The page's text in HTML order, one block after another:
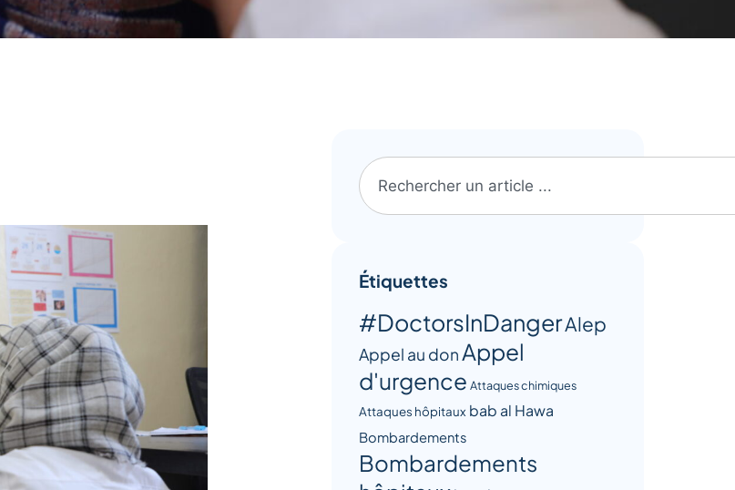
Étiquettes
#DoctorsInDangerAlep
Appel au donAppel
d'urgence Attaques chimiques
Attaques hôpitaux bab al Hawa
Bombardements
Bombardements